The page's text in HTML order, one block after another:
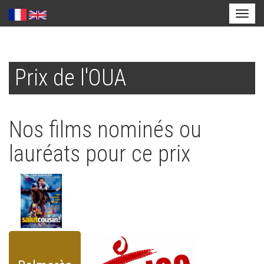
contenu
principal
Prix de l'OUA
Nos films nominés ou
lauréats pour ce prix